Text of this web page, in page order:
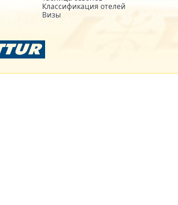
Классификация отелей
Визы